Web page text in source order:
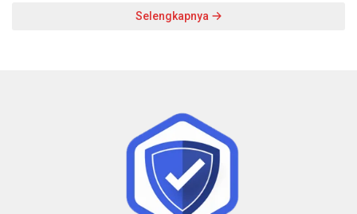
Selengkapnya